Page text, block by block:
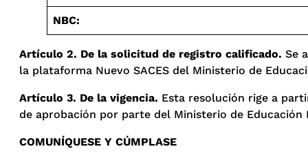
NBC:
Artículo 2. De la solicitud de registro calificado. Se
la plataforma Nuevo SACES del Ministerio de
Artículo 3. De la vigencia. Esta resolución rige a
de aprobación por parte del Ministerio de
COMUNÍQUESE Y CÚMPLASE